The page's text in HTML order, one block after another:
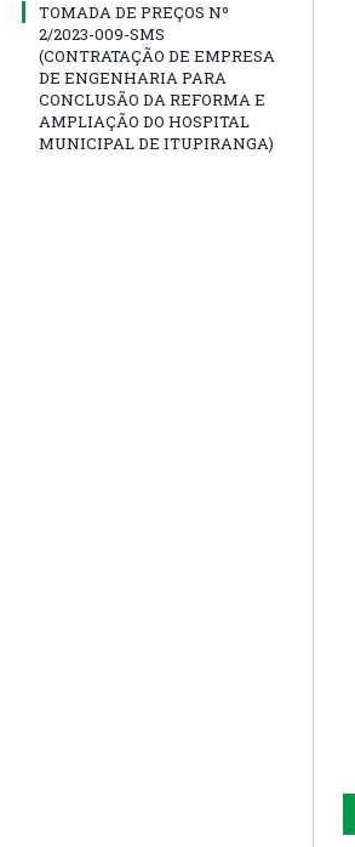
TOMADA DE PREÇOS Nº
2/2023-009-SMS
(CONTRATAÇÃO DE EMPRESA
DE ENGENHARIA PARA
CONCLUSÃO DA REFORMA E
AMPLIAÇÃO DO HOSPITAL
MUNICIPAL DE ITUPIRANGA)